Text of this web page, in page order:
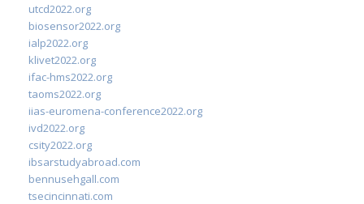
utcd2022.org
biosensor2022.org
ialp2022.org
klivet2022.org
ifac-hms2022.org
taoms2022.org
iias-euromena-conference2022.org
ivd2022.org
csity2022.org
ibsarstudyabroad.com
bennusehgall.com
tsecincinnati.com